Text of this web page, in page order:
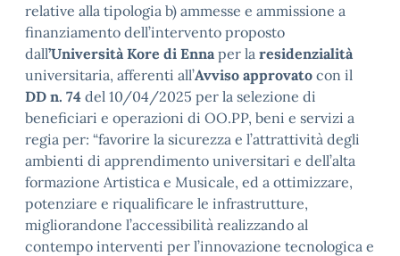
relative alla tipologia b) ammesse e ammissione a
finanziamento dell’intervento proposto
dall’Università Kore di Ennaper la residenzialità
universitaria, afferenti all’Avviso approvato con il
DD n. 74 del 10/04/2025 per la selezione di
beneficiari e operazioni di OO.PP, beni e servizi a
regia per: “favorire la sicurezza e l’attrattività degli
ambienti di apprendimento universitari e dell’alta
formazione Artistica e Musicale, ed a ottimizzare,
potenziare e riqualificare le infrastrutture,
migliorandone l’accessibilità realizzando al
contempo interventi per l’innovazione tecnologica e